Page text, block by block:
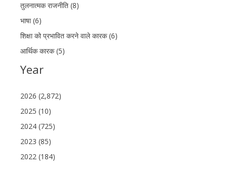
तुलनात्मक राजनीति (8)
भाषा (6)
शिक्षा को प्रभावित करने वाले कारक (6)
आर्थिक कारक (5)
Year
2026 (2,872)
2025 (10)
2024 (725)
2023 (85)
2022 (184)